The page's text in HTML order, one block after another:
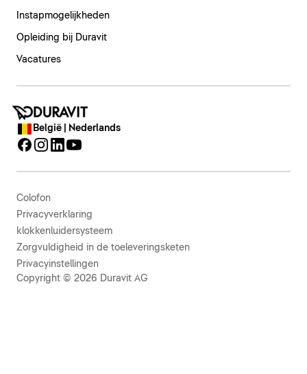
Instapmogelijkheden
Opleiding bij Duravit
Vacatures
België | Nederlands
Colofon
Privacyverklaring
klokkenluidersysteem
Zorgvuldigheid in de toeleveringsketen
Privacyinstellingen
Copyright © 2026 Duravit AG